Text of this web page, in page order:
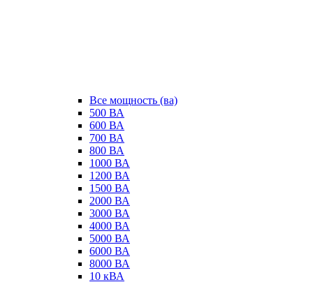
Все мощность (ва)
500 ВА
600 ВА
700 ВА
800 ВА
1000 ВА
1200 ВА
1500 ВА
2000 ВА
3000 ВА
4000 ВА
5000 ВА
6000 ВА
8000 ВА
10 кВА